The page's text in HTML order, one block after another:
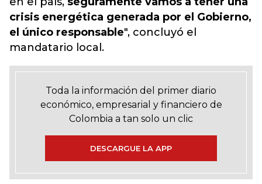
crisis energética generada por el Gobierno,
el único responsable", concluyó el
mandatario local.
Toda la información del primer diario
económico, empresarial y financiero de
Colombia a tan solo un clic
DESCARGUE LA APP